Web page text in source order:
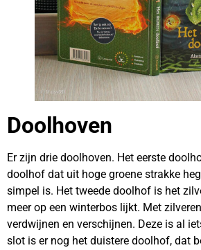
Doolhoven
Er zijn drie doolhoven. Het eerste
doolhof dat uit hoge groene strakke
simpel is. Het tweede doolhof is het
meer op een winterbos lijkt. Met
verdwijnen en verschijnen. Deze is al
slot is er nog het duistere doolhof, dat